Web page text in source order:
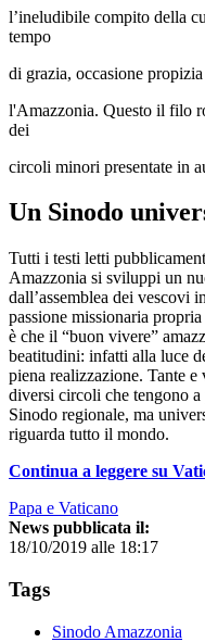
l’ineludibile compito della
tempo
di grazia, occasione
l'Amazzonia. Questo il filo
dei
circoli minori presentate in
Un Sinodo
Tutti i testi letti
Amazzonia si sviluppi un
dall’assemblea dei vescovi
passione missionaria
è che il “buon vivere”
beatitudini: infatti alla luce
piena realizzazione. Tante e
diversi circoli che tengono
Sinodo regionale, ma
riguarda tutto il mondo.
Continua a leggere su
Papa e Vaticano
News pubblicata il:
18/10/2019 alle 18:17
Tags
Sinodo Amazzonia